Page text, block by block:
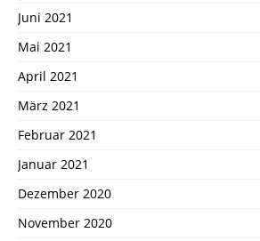
Juni 2021
Mai 2021
April 2021
März 2021
Februar 2021
Januar 2021
Dezember 2020
November 2020